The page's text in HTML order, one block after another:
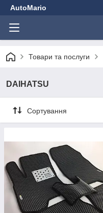
AutoMario
Товари та послуги
DAIHATSU
Сортування